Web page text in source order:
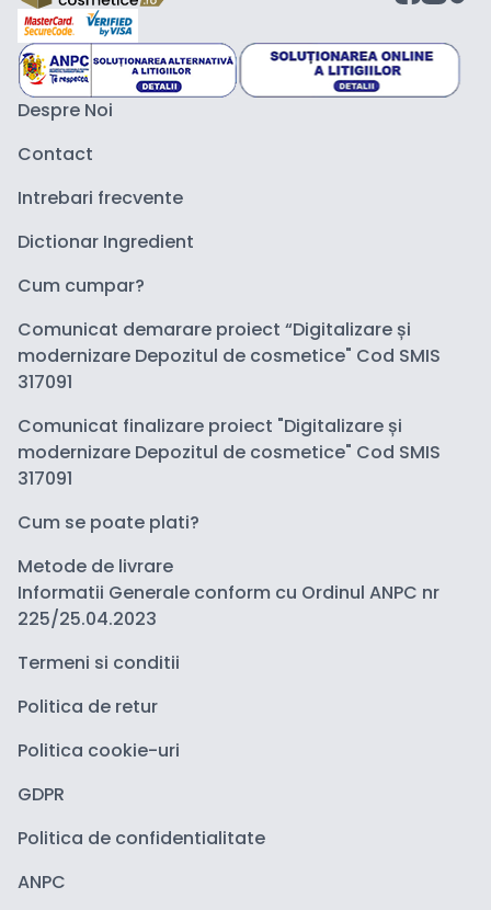
Despre Noi
Contact
Intrebari frecvente
Dictionar Ingredient
Cum cumpar?
Comunicat demarare proiect “Digitalizare și
modernizare Depozitul de cosmetice" Cod SMIS
317091
Comunicat finalizare proiect "Digitalizare și
modernizare Depozitul de cosmetice" Cod SMIS
317091
Cum se poate plati?
Metode de livrare
Informatii Generale conform cu Ordinul ANPC nr
225/25.04.2023
Termeni si conditii
Politica de retur
Politica cookie-uri
GDPR
Politica de confidentialitate
ANPC